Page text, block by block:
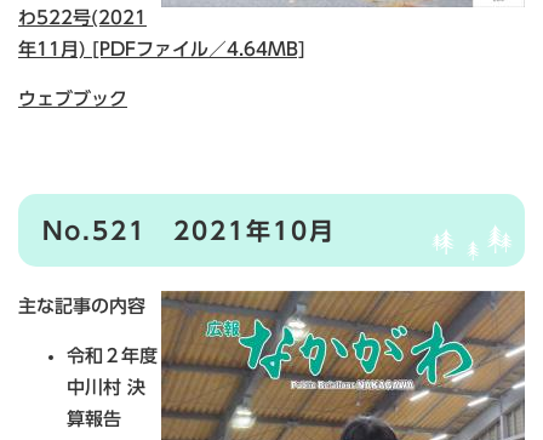
わ522号(2021
年11月) [PDFファイル／4.64MB]
ウェブブック
No.521 2021年10月
主な記事の内容
令和２年度
中川村 決
算報告